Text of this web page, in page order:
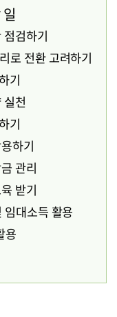
검하기
로 전환 고려하기
기
천
기
하기
관리
받기
대소득 활용
용